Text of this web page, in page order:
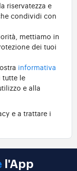
riservatezza e
condividi con
mettiamo in
dei tuoi
informativa
tutte le
e alla
e a trattare i
l'App